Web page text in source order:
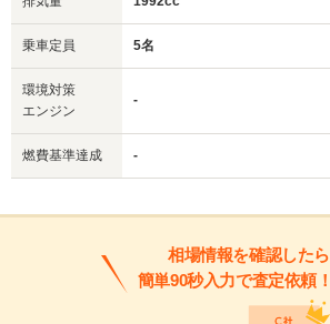
乗車定員 5名
環境対策
エンジン
-
燃費基準達成 -
相場情報を確認したら
簡単90秒入力で査定依頼！